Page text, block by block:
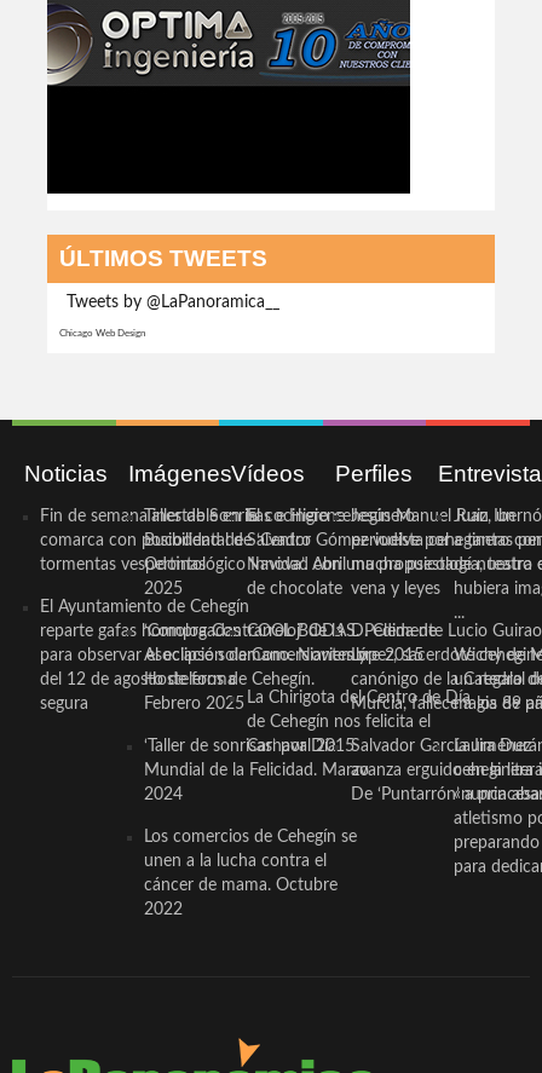
ÚLTIMOS TWEETS
Tweets by @LaPanoramica__
Chicago Web Design
Noticias
Fin de semana inestable en la
comarca con posibilidad de
tormentas vespertinas
El Ayuntamiento de Cehegín
reparte gafas homologadas
para observar el eclipse solar
del 12 de agosto de forma
segura
Imágenes
Taller de Sonrisas e Higiene
Bucodental de ‘Centro
Odontológico Innova’. Abril
2025
‘Compra Contrarreloj’ de la
Asociación de Comerciantes y
Hosteleros de Cehegín.
Febrero 2025
‘Taller de sonrisas’ por Día
Mundial de la Felicidad. Marzo
2024
Los comercios de Cehegín se
unen a la lucha contra el
cáncer de mama. Octubre
2022
Vídeos
El cocinero ceheginero
Salvador Gómez vuelve por
Navidad con una propuesta
de chocolate
COOL BODAS. Pedida de
mano. Noviembre 2015
La Chirigota del Centro de Día
de Cehegín nos felicita el
Carnaval 2015
Perfiles
Jesús Manuel Ruiz, un
periodista ceheginero con
mucha psicología, teatro
vena y leyes
D. Clemente Lucio Guirao
López, sacerdote
canónigo de la Catedral
Murcia, fallece a los 89
Salvador García Jiménez
avanza erguido en la
De ‘Puntarrón’ a
Juan
a tantas
de nuestra
hubiera
...
Wichy de
un regalo
magia de
Laura
ceheginera
«nunca
atletismo
para